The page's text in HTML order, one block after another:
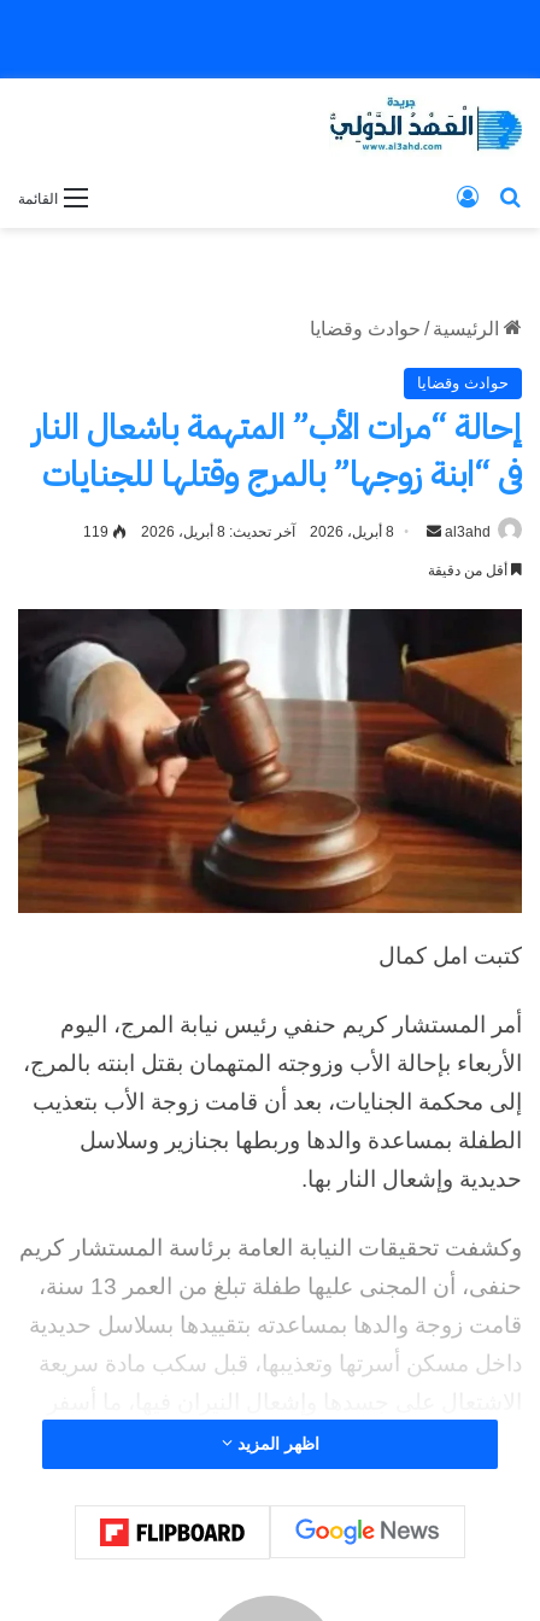
القائمة بحث عن
الرئيسية / حوادث وقضايا
حوادث وقضايا
إحالة “مرات الأب” المتهمة باشعال النار
فى “ابنة زوجها” بالمرج وقتلها للجنايات
al3ahd
أرسل 8 أبريل، 2026 آخر تحديث: 8 أبريل، 2026 119
أقل من دقيقة
كتبت امل كمال
أمر المستشار كريم حنفي رئيس نيابة المرج، اليوم
الأربعاء بإحالة الأب وزوجته المتهمان بقتل ابنته بالمرج،
إلى محكمة الجنايات، بعد أن قامت زوجة الأب بتعذيب
الطفلة بمساعدة والدها وربطها بجنازير وسلاسل
حديدية وإشعال النار بها.
وكشفت تحقيقات النيابة العامة برئاسة المستشار كريم
حنفى، أن المجنى عليها طفلة تبلغ من العمر 13 سنة،
قامت زوجة والدها بمساعدته بتقييدها بسلاسل حديدية
داخل مسكن أسرتها وتعذيبها، قبل سكب مادة سريعة
عن إصابتها بحروق بالغة من الدرجة الثالثة ولكنها
وأضافت التحقيقات أن الطفلة نُقلت إلى أحد
اظهر المزيد